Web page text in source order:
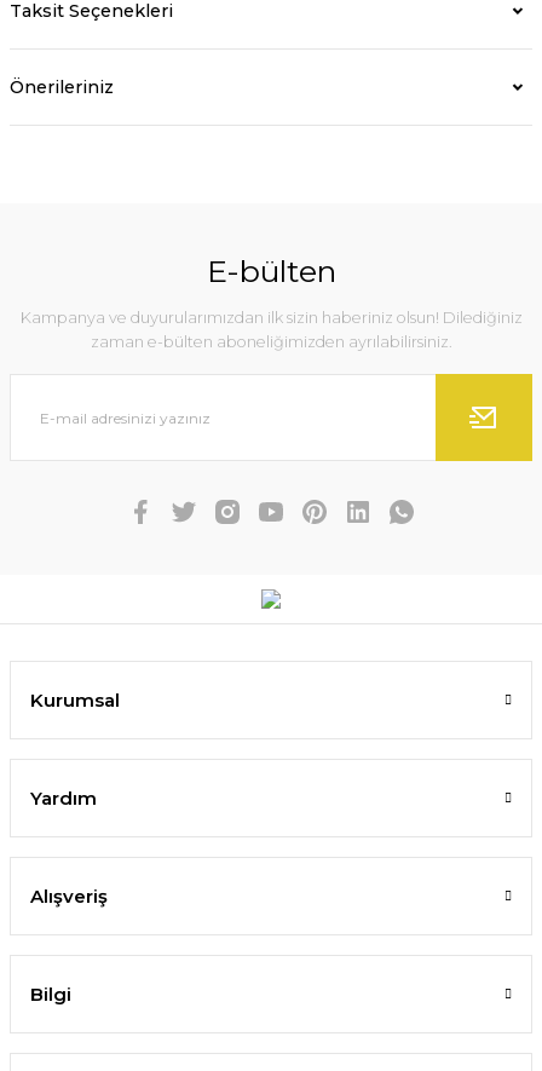
Taksit Seçenekleri
Önerileriniz
E-bülten
Kampanya ve duyurularımızdan ilk sizin haberiniz olsun! Dilediğiniz
zaman e-bülten aboneliğimizden ayrılabilirsiniz.
Kurumsal
Yardım
Alışveriş
Bilgi